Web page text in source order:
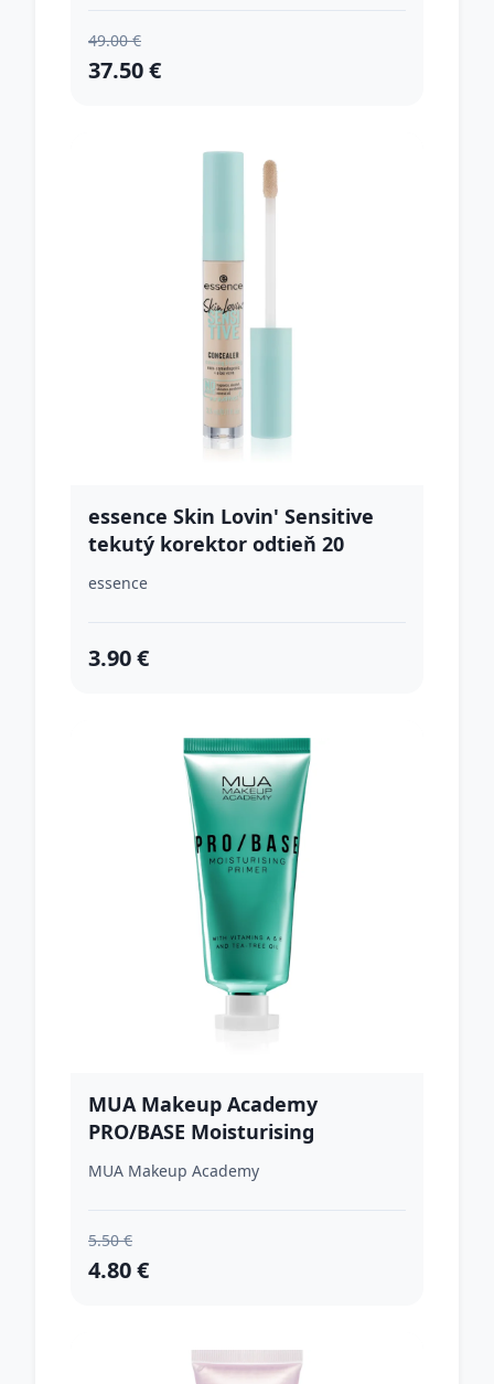
49.00 €
37.50 €
essence Skin Lovin' Sensitive
tekutý korektor odtieň 20
essence
3.90 €
MUA Makeup Academy
PRO/BASE Moisturising
hydratačná podkladová báza
pod make-up 30 ml
MUA Makeup Academy
5.50 €
4.80 €